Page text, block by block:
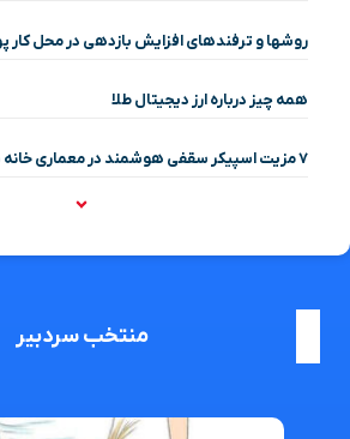
روشها و ترفندهای افزایش بازدهی در محل کار
همه چیز درباره ارز دیجیتال طلا
۷ مزیت اسپیکر سقفی هوشمند در معماری خانه‌ های مدرن
منتخب سردبیر